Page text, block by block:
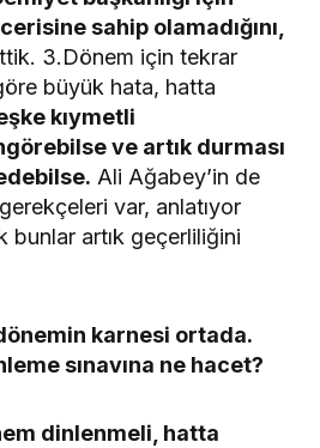
sahip olamadığını,
3.Dönem için tekrar
büyük hata, hatta
kıymetli
ve artık durması
Ali Ağabey’in de
var, anlatıyor
bunlar artık geçerliliğini
karnesi ortada.
sınavına ne hacet?
dinlenmeli, hatta